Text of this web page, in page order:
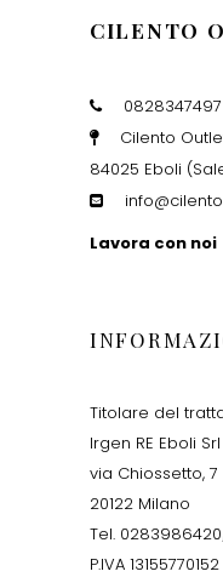
CILENTO
0828347497
Cilento
84025 Eboli
Lavora con noi
Titolare del
Irgen RE Eboli Srl
via Chiossetto, 7
20122 Milano
Tel.
P.IVA 13155770152